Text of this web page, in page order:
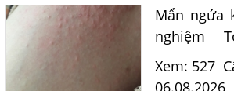
Mẩn ngứa
nghiệm
tính 0,5
nhân? Tiến
Xem: 527
06.08.2026